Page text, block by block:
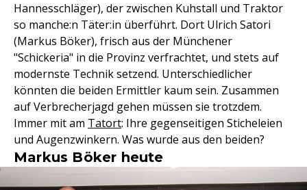
Hannesschläger), der zwischen Kuhstall und Traktor
so manche:n Täter:in überführt. Dort Ulrich Satori
(Markus Böker), frisch aus der Münchener
"Schickeria" in die Provinz verfrachtet, und stets auf
modernste Technik setzend. Unterschiedlicher
könnten die beiden Ermittler kaum sein. Zusammen
auf Verbrecherjagd gehen müssen sie trotzdem.
Immer mit am Tatort: Ihre gegenseitigen Sticheleien
und Augenzwinkern. Was wurde aus den beiden?
Markus Böker heute